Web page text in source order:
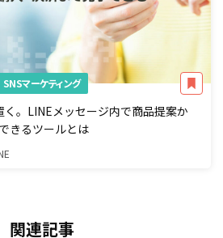
SNSマーケティング
。LINEメッセージ内で商品提案か
きるツールとは
関連記事